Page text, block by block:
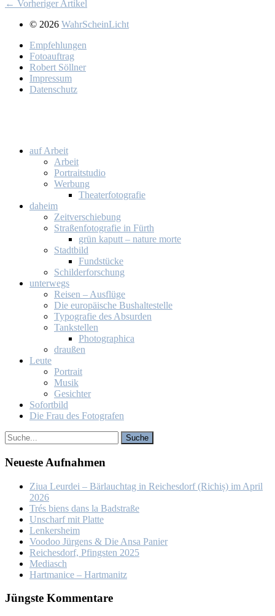
← Vorheriger Artikel
© 2026 WahrScheinLicht
Emp­feh­lun­gen
Fo­to­auf­trag
Ro­bert Söll­ner
Im­pres­sum
Da­ten­schutz
auf Ar­beit
Ar­beit
Por­trait­stu­dio
Wer­bung
Thea­ter­fo­to­gra­fie
da­heim
Zeit­ver­schie­bung
Stra­ßen­fo­to­gra­fie in Fürth
grün ka­putt – na­tu­re mor­te
Stadt­bild
Fund­stü­cke
Schil­der­for­schung
un­ter­wegs
Rei­sen – Aus­flü­ge
Die eu­ro­päi­sche Bus­hal­te­stel­le
Ty­po­gra­fie des Ab­sur­den
Tank­stel­len
Pho­to­gra­phi­ca
drau­ßen
Leu­te
Por­trait
Mu­sik
Ge­sich­ter
So­fort­bild
Die Frau des Fo­to­gra­fen
Neu­es­te Auf­nah­men
Ziua Leur­dei – Bär­lauch­tag in Rei­ches­dorf (Ri­chiș) im April
2026
Trés biens dans la Bad­stra­ße
Un­scharf mit Plat­te
Len­kers­heim
Voo­doo Jür­gens & Die An­sa Pa­nier
Rei­ches­dorf, Pfings­ten 2025
Me­dia­sch
Hart­ma­nice – Hart­ma­nitz
Jüngs­te Kom­men­ta­re